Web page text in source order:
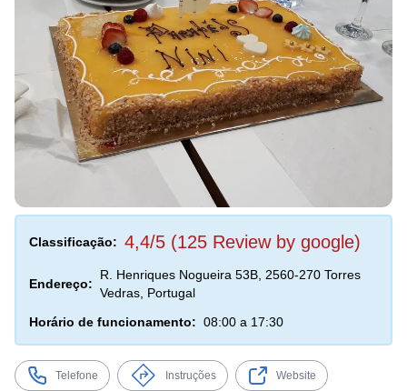
Classificação: 4,4/5 (125 Review by google)
Endereço:
R. Henriques Nogueira 53B, 2560-270 Torres
Vedras, Portugal
Horário de funcionamento: 08:00 a 17:30
Telefone Instruções Website